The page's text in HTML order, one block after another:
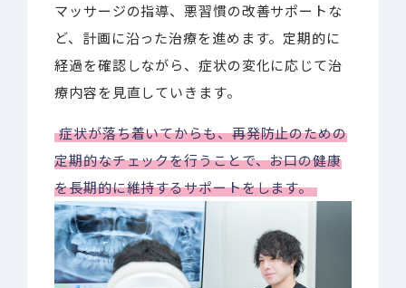
マッサージの指導、悪習慣の改善サポートな
ど、計画に沿った治療を進めます。定期的に
経過を確認しながら、症状の変化に応じて治
療内容を見直していきます。
症状が落ち着いてからも、再発防止のための
定期的なチェックを行うことで、お口の健康
を長期的に維持するサポートをします。